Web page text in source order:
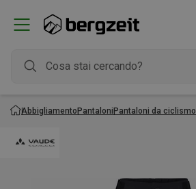
AbbigliamentoPantaloniPantaloni da ciclismo